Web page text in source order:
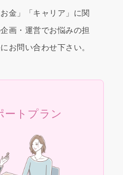
金」「キャリア」に関
画・運営でお悩みの担
お問い合わせ下さい。
ートプラン